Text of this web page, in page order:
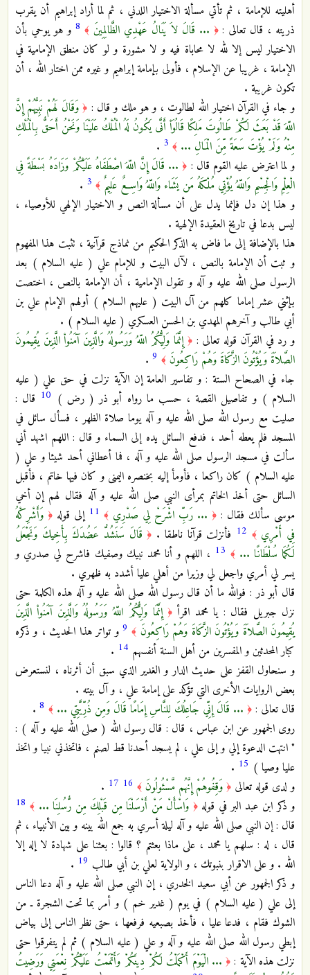
أهليته للإمامة ، ثم تأتي مسألة الاختيار اللدني ، ثم لما أراد إبراهيم أن يقرب
ذريته ، قال تعالى :﴿ ... قَالَ لاَ يَنَالُ عَهْدِي الظَّالِمِينَ ﴾ 8 و هو يوحي بأن
الاختيار ليس إلا لله لا محاباة فيه و لا مشورة و لو كان منطق الإمامية في
الإمامة ، غريبا عن الإسلام ، فأولى بإمامة إبراهيم و غيره ممن اختار الله ، أن
تكون غريبة .
و جاء في القرآن اختيار الله لطالوت ، و هو ملك و قال : ﴿ وَقَالَ لَهُمْ نَبِيُّهُمْ إِنَّ
اللّهَ قَدْ بَعَثَ لَكُمْ طَالُوتَ مَلِكًا قَالُوَاْ أَنَّى يَكُونُ لَهُ الْمُلْكُ عَلَيْنَا وَنَحْنُ أَحَقُّ بِالْمُلْكِ
مِنْهُ وَلَمْ يُؤْتَ سَعَةً مِّنَ الْمَالِ ... ﴾ 3
.
و لما اعترض عليه القوم قال : ﴿ ... قَالَ إِنَّ اللّهَ اصْطَفَاهُ عَلَيْكُمْ وَزَادَهُ بَسْطَةً فِي
الْعِلْمِ وَالْجِسْمِ وَاللّهُ يُؤْتِي مُلْكَهُ مَن يَشَاء وَاللّهُ وَاسِعٌ عَلِيمٌ ﴾ 3
.
و هذا إن دل فإنما يدل على أن مسألة النص و الاختيار الإلهي للأوصياء ،
ليس بدعا في تاريخ العقيدة الإلهية .
هذا بالإضافة إلى ما فاض به الذكر الحكيم من نماذج قرآنية ، تثبت هذا المفهوم
و ثبت أن الإمامة بالنص ، لآل البيت و للإمام علي ( عليه السلام ) بعد
الرسول صلى الله عليه و آله و تقول الإمامية ، أن الإمامة بالنص ، اختصت
بإثني عشر إماما كلهم من آل البيت ( عليهم السلام ) أولهم الإمام علي بن
أبي طالب و آخرهم المهدي بن الحسن العسكري ( عليه السلام ) .
و رد في القرآن قوله تعالى :﴿ إِنَّمَا وَلِيُّكُمُ اللّهُ وَرَسُولُهُ وَالَّذِينَ آمَنُواْ الَّذِينَ يُقِيمُونَ
الصَّلاَةَ وَيُؤْتُونَ الزَّكَاةَ وَهُمْ رَاكِعُونَ ﴾ 9
.
جاء في الصحاح الستة : و تفاسير العامة إن الآية نزلت في حق علي ( عليه
السلام ) و تفاصيل القصة ، حسب ما رواه أبو ذر ( رض ) 10 قال :
صليت مع رسول الله صلى الله عليه و آله يوما صلاة الظهر ، فسأل سائل في
المسجد فلم يعطه أحد ، فدفع السائل يده إلى السماء و قال : اللهم اشهد أني
سألت في مسجد الرسول صلى الله عليه و آله ، فما أعطاني أحد شيئا و علي (
عليه السلام ) كان راكعا ، فأومأ إليه بخنصره اليمنى و كان فيها خاتم ، فأقبل
السائل حتى أخذ الخاتم بمرأى النبي صلى الله عليه و آله فقال لهم إن أخي
موسى سألك فقال : ﴿ ... رَبِّ اشْرَحْ لِي صَدْرِي﴾ 11 إلى قوله﴿ وَأَشْرِكْهُ
فِي أَمْرِي ﴾ 12 فأنزلت قرآنا ناطقا . ﴿ قَالَ سَنَشُدُّ عَضُدَكَ بِأَخِيكَ وَنَجْعَلُ
لَكُمَا سُلْطَانًا ... ﴾ 13 ، اللهم و أنا محمد نبيك وصفيك فاشرح لي صدري و
يسر لي أمري واجعل لي وزيرا من أهلي عليا أشدد به ظهري .
قال أبو ذر : فوالله ما أن قال رسول الله صلى الله عليه و آله هذه الكلمة حتى
نزل جبريل فقال : يا محمد اقرأ ﴿ إِنَّمَا وَلِيُّكُمُ اللّهُ وَرَسُولُهُ وَالَّذِينَ آمَنُواْ الَّذِينَ
يُقِيمُونَ الصَّلاَةَ وَيُؤْتُونَ الزَّكَاةَ وَهُمْ رَاكِعُونَ ﴾ 9 و تواتر هذا الحديث ، و ذكره
كبار المحدثين و المفسرين من أهل السنة أنفسهم 14
.
و سنحاول القفز على حديث الدار و الغدير الذي سبق أن أثرناه ، لنستعرض
بعض الروايات الأخرى التي تؤكد على إمامة علي ، و آل بيته .
قال تعالى : ﴿ ... قَالَ إِنِّي جَاعِلُكَ لِلنَّاسِ إِمَامًا قَالَ وَمِن ذُرِّيَّتِي ... ﴾ 8
.
روى الجمهور عن ابن عباس ، قال : قال رسول الله ( صلى الله عليه و آله ) :
" انتهت الدعوة إلي و إلى علي ، لم يسجد أحدنا قط لصنم ، فاتخذني نبيا و اتخذ
عليا وصيا ) 15
.
و لدى قوله تعالى ﴿ وَقِفُوهُمْ إِنَّهُم مَّسْئُولُونَ ﴾ 16
17
.
و ذكر ابن عبد البر في قوله﴿ وَاسْأَلْ مَنْ أَرْسَلْنَا مِن قَبْلِكَ مِن رُّسُلِنَا ... ﴾ 18
قال : إن النبي صلى الله عليه و آله ليلة أسري به جمع الله بينه و بين الأنبياء ، ثم
قال ، له : سلهم يا محمد ، على ماذا بعثتم ؟ قالوا : بعثنا على شهادة لا إله إلا
الله . و على الاقرار بنبوتك ، و الولاية لعلي بن أبي طالب 19
.
و ذكر الجمهور عن أبي سعيد الخدري ، إن النبي صلى الله عليه و آله دعا الناس
إلى علي ( عليه السلام ) في يوم ( غدير خم ) و أمر بما تحت الشجرة ـ من
الشوك فقام ، فدعا عليا ، فأخذ بصبعيه فرفعها ، حتى نظر الناس إلى بياض
إبطي رسول الله صلى الله عليه و آله و علي ( عليه السلام ) ثم لم يتفرقوا حتى
نزلت هذه الآية : ﴿ ... الْيَوْمَ أَكْمَلْتُ لَكُمْ دِينَكُمْ وَأَتْمَمْتُ عَلَيْكُمْ نِعْمَتِي وَرَضِيتُ